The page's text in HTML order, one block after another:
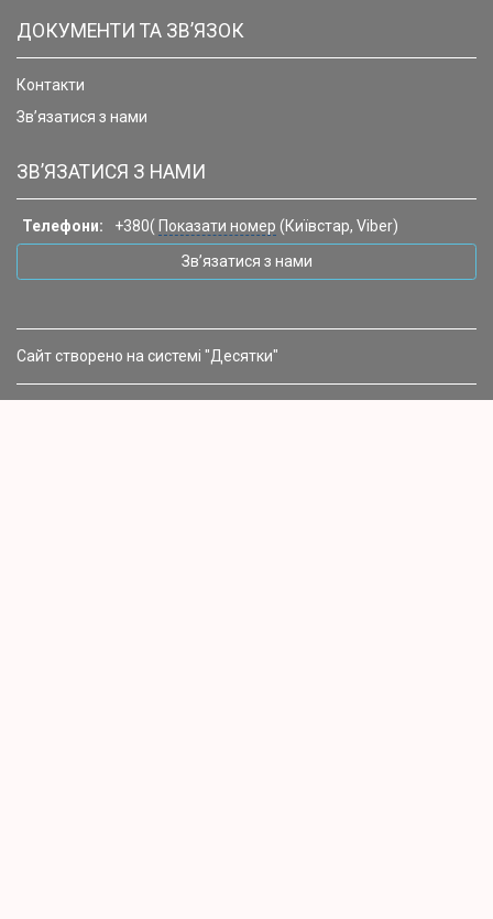
ДОКУМЕНТИ ТА ЗВ’ЯЗОК
Контакти
Зв’язатися з нами
ЗВ’ЯЗАТИСЯ З НАМИ
Телефони: +380( Показати номер (Київстар, Viber)
Зв’язатися з нами
Сайт створено на системі "Десятки"